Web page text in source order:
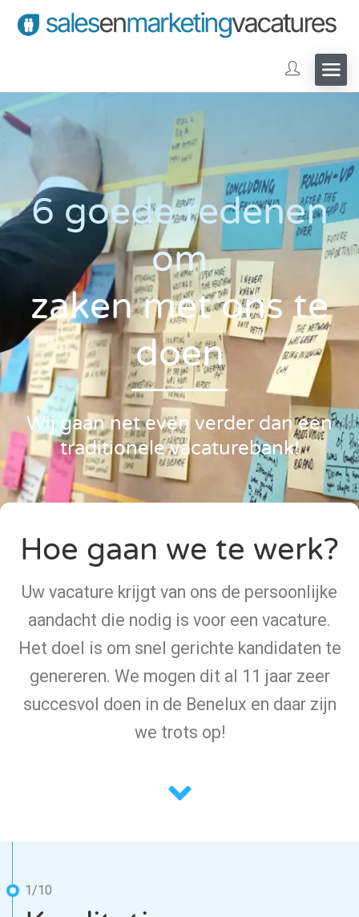
6 goede redenen
om
zaken met ons te
doen
Wij gaan net even verder dan een
traditionele vacaturebank!
Hoe gaan we te werk?
Uw vacature krijgt van ons de persoonlijke
aandacht die nodig is voor een vacature.
Het doel is om snel gerichte kandidaten te
genereren. We mogen dit al 11 jaar zeer
succesvol doen in de Benelux en daar zijn
we trots op!
1/10